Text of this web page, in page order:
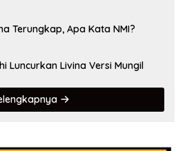
Terungkap, Apa Kata NMI?
Luncurkan Livina Versi Mungil